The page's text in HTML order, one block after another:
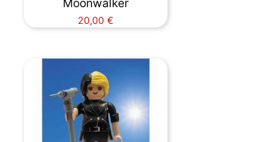
Moonwalker
Precio
20,00 €